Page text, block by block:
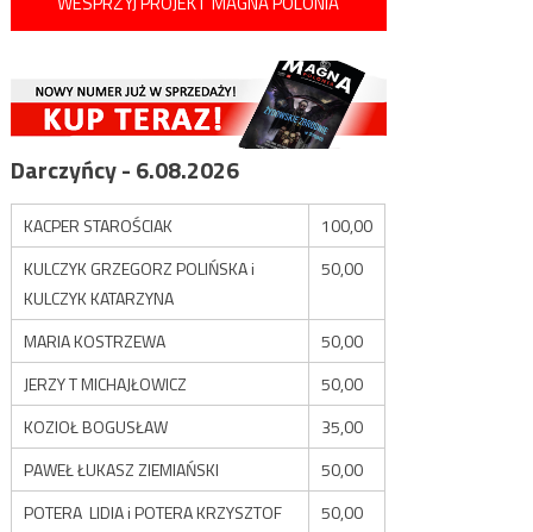
Darczyńcy - 6.08.2026
KACPER STAROŚCIAK
100,00
KULCZYK GRZEGORZ POLIŃSKA i
KULCZYK KATARZYNA
50,00
MARIA KOSTRZEWA
50,00
JERZY T MICHAJŁOWICZ
50,00
KOZIOŁ BOGUSŁAW
35,00
PAWEŁ ŁUKASZ ZIEMIAŃSKI
50,00
POTERA LIDIA i POTERA KRZYSZTOF
50,00